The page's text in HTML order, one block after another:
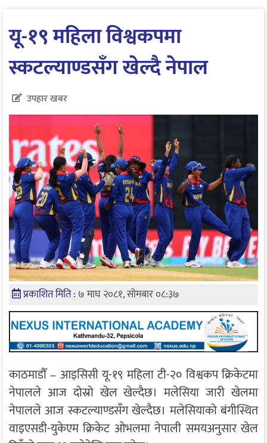
यू-१९ महिला विश्वकपमा
स्कटल्याण्डसँग खेल्दै नेपाल
उपहार खबर
प्रकाशित मिति : ७ माघ २०८१, सोमबार ०८:३७
काठमाडौँ – आइसिसी यू-१९ महिला टी-२० विश्वकप क्रिकेटमा
नेपालले आज दोस्रो खेल खेल्दैछ। मलेसिया जारी खेलमा
नेपालले आज स्कटल्याण्डसँग खेल्दैछ। मलेसियाको बंगीस्थित
वाइएसडी-युकेएम क्रिकेट ओभलमा नेपाली समयअनुसार खेल